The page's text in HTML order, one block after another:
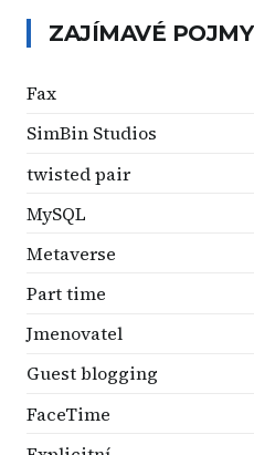
ZAJÍMAVÉ POJMY
Fax
SimBin Studios
twisted pair
MySQL
Metaverse
Part time
Jmenovatel
Guest blogging
FaceTime